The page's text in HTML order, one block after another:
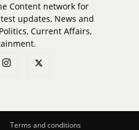
Content network for
updates, News and
Current Affairs,
Terms and conditions